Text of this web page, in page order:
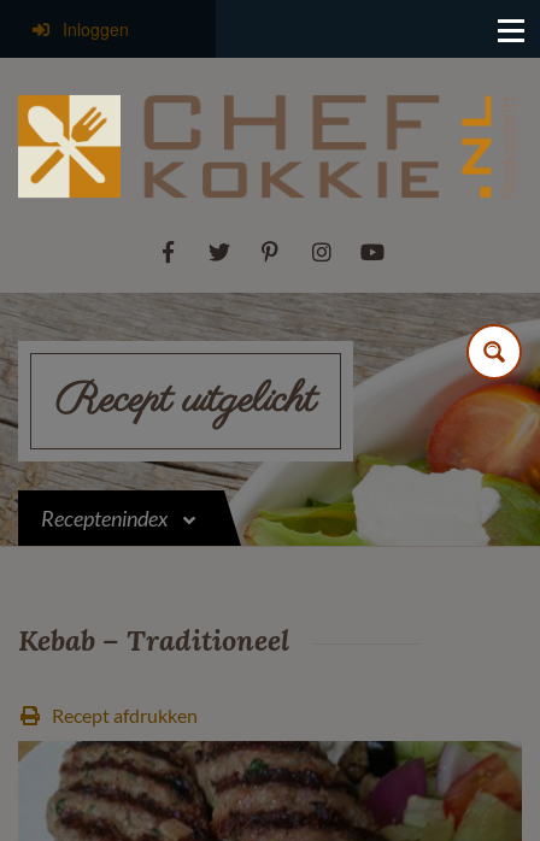
Inloggen
Recept uitgelicht
Receptenindex
Kebab – Traditioneel
Recept afdrukken